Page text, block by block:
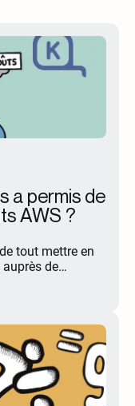
a permis de
AWS ?
tout mettre en
de…